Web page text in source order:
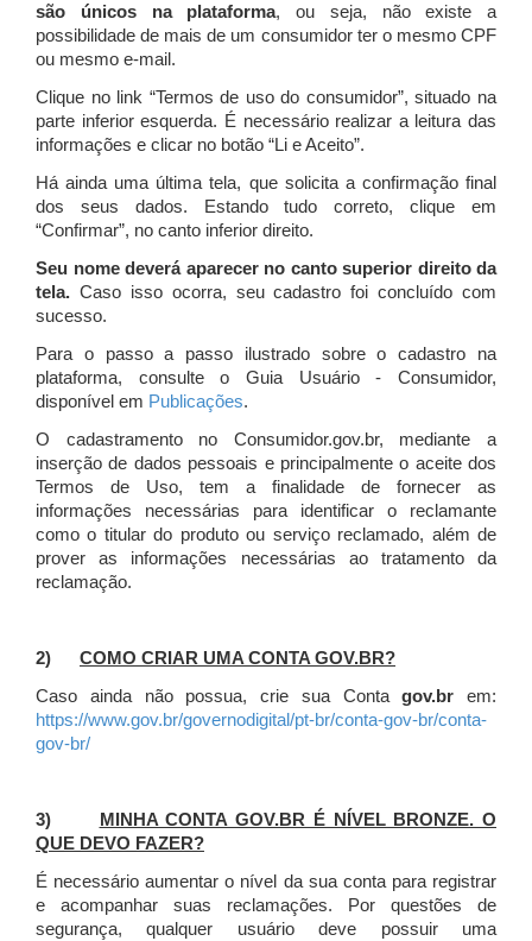
são únicos na plataforma, ou seja, não existe a
possibilidade de mais de um consumidor ter o mesmo CPF
ou mesmo e-mail.
Clique no link “Termos de uso do consumidor”, situado na
parte inferior esquerda. É necessário realizar a leitura das
informações e clicar no botão “Li e Aceito”.
Há ainda uma última tela, que solicita a confirmação final
dos seus dados. Estando tudo correto, clique em
“Confirmar”, no canto inferior direito.
Seu nome deverá aparecer no canto superior direito da
tela. Caso isso ocorra, seu cadastro foi concluído com
sucesso.
Para o passo a passo ilustrado sobre o cadastro na
plataforma, consulte o Guia Usuário - Consumidor,
disponível em Publicações.
O cadastramento no Consumidor.gov.br, mediante a
inserção de dados pessoais e principalmente o aceite dos
Termos de Uso, tem a finalidade de fornecer as
informações necessárias para identificar o reclamante
como o titular do produto ou serviço reclamado, além de
prover as informações necessárias ao tratamento da
reclamação.
2) COMO CRIAR UMA CONTA GOV.BR?
Caso ainda não possua, crie sua Contagov.br em:
https://www.gov.br/governodigital/pt-br/conta-gov-br/conta-
gov-br/
3)
MINHA CONTA GOV.BR É NÍVEL BRONZE. O
QUE DEVO FAZER?
É necessário aumentar o nível da sua conta para registrar
e acompanhar suas reclamações. Por questões de
segurança, qualquer usuário deve possuir uma